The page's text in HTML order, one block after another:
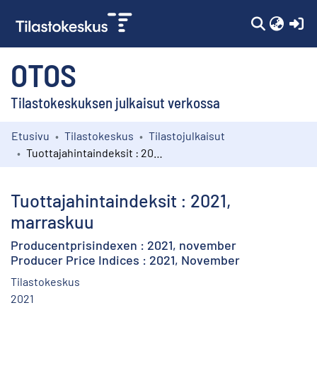
OTOS
Tilastokeskuksen julkaisut verkossa
Kokoelmat
Etusivu Tilastokeskus
Tilastojulkaisut
Tuottajahintaindeksit : 2021,
marraskuu
Producentprisindexen : 2021, november
Producer Price Indices : 2021, November
Tilastokeskus
2021